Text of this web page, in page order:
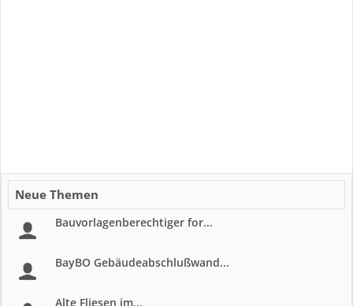
Neue Themen
Bauvorlagenberechtiger for...
BayBO Gebäudeabschlußwand...
Alte Fliesen im...